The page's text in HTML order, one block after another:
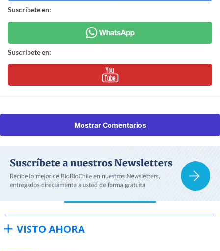
Suscríbete en:
Suscríbete en:
Mostrar Comentarios
VISTO AHORA